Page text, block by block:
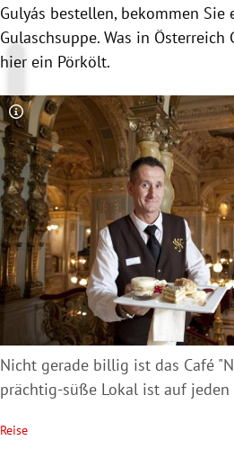
Gulyás bestellen, bekommen Sie
Gulaschsuppe. Was in
hier ein Pörkölt.
Copyright-Hinweis öffnen/
Nicht gerade billig ist das Café
prächtig-süße Lokal ist auf jeden
Reise